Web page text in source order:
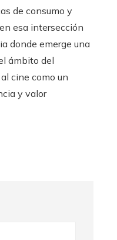
de consumo y
esa intersección
donde emerge una
ámbito del
cine como un
y valor